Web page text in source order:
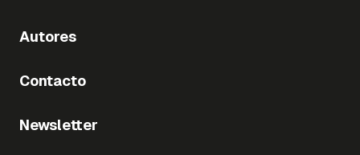
Autores
Contacto
Newsletter